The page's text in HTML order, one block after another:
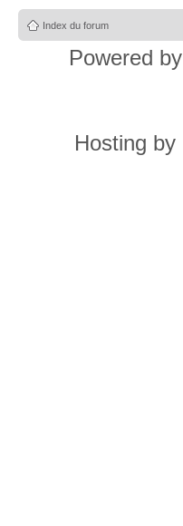
Index du forum
Powered by
Hosting by